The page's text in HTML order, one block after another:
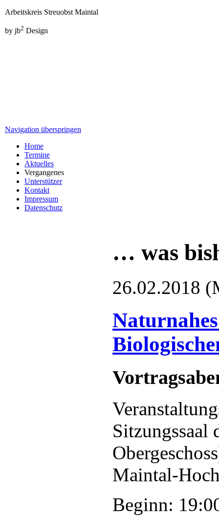
Arbeitskreis Streuobst Maintal
by jb2 Design
Navigation überspringen
Home
Termine
Aktuelles
Vergangenes
Unterstützer
Kontakt
Impressum
Datenschutz
… was
26.02.2018
Sitzungssaal
Maintal-
Beginn: